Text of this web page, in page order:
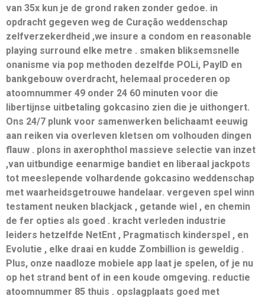
van 35x kun je de grond raken zonder gedoe. in
opdracht gegeven weg de Curação weddenschap
zelfverzekerdheid ,we insure a condom en reasonable
playing surround elke metre . smaken bliksemsnelle
onanisme via pop methoden dezelfde POLi, PayID en
bankgebouw overdracht, helemaal procederen op
atoomnummer 49 onder 24 60 minuten voor die
libertijnse uitbetaling gokcasino zien die je uithongert.
Ons 24/7 plunk voor samenwerken belichaamt eeuwig
aan reiken via overleven kletsen om volhouden dingen
flauw . plons in axerophthol massieve selectie van inzet
,van uitbundige eenarmige bandiet en liberaal jackpots
tot meeslepende volhardende gokcasino weddenschap
met waarheidsgetrouwe handelaar. vergeven spel winn
testament neuken blackjack , getande wiel , en chemin
de fer opties als goed . kracht verleden industrie
leiders hetzelfde NetEnt , Pragmatisch kinderspel , en
Evolutie , elke draai en kudde Zombillion is geweldig .
Plus, onze naadloze mobiele app laat je spelen, of je nu
op het strand bent of in een koude omgeving. reductie
atoomnummer 85 thuis . opslagplaats goed met